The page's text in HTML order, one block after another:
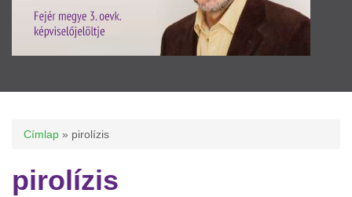
Jelenlegi hely
Címlap » pirolízis
pirolízis